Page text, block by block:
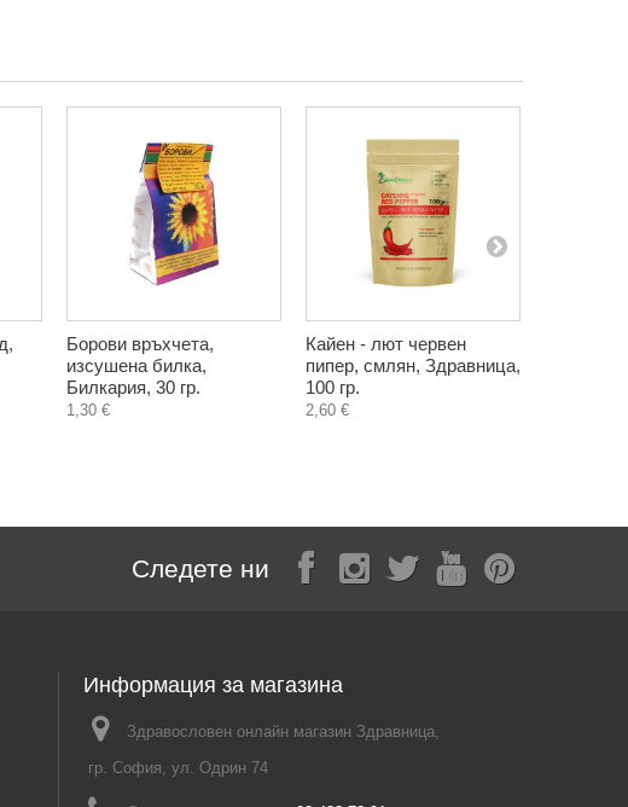
Борови връхчета,
изсушена билка,
Билкария, 30 гр.
1,30 €
Кайен - лют червен
пипер, смлян, Здравница,
100 гр.
2,60 €
Следете ни
Информация за магазина
Здравословен онлайн магазин Здравница,
гр. София, ул. Одрин 74